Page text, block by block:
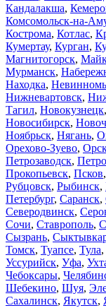
Кандалакша,
Комсомольск-на-
Кострома, Котлас,
Кумертау, Курган,
Магнитогорск,
Мурманск,
Находка,
Нижневартовск,
Тагил, Новокузнецк,
Новосибирск,
Ноябрьск, Нягань,
Орехово-Зуево,
Петрозаводск,
Прокопьевск, Псков,
Рубцовск, Рыбинск,
Петербург, Саранск,
Северодвинск,
Сочи, Ставрополь,
Сызрань,
Томск, Туапсе, Тула,
Уссурийск, Уфа,
Чебоксары,
Шебекино, Шуя,
Сахалинск, Якутск,